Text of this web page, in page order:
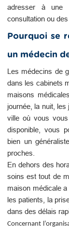
adresser à une
consultation ou des
Pourquoi se
un médecin
Les médecins de
dans les cabinets
maisons
journée, la nuit,
ville où vous
disponible, vous
bien un
proches.
En dehors des
soins est tout de
maison médicale
les patients, la
dans des délais
Concernant